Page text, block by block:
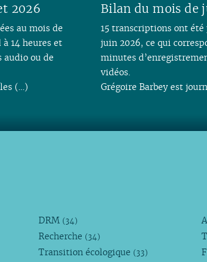
2026
au mois de
14 heures et
audio ou de
(…)
Bilan du mois de
15 transcriptions ont été
juin 2026, ce qui
minutes
vidéos.
Grégoire Barbey est
DRM (34)
Recherche (34)
Transition écologique (33)